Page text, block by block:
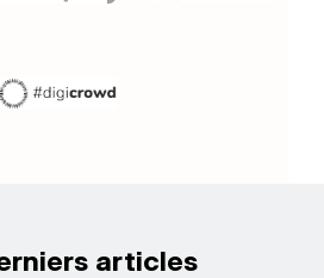
articles